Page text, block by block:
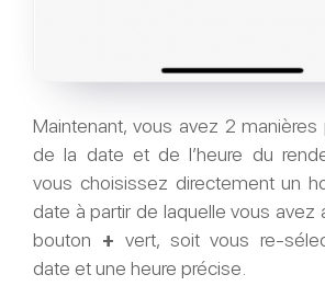
Maintenant, vous avez 2
de la date et de l’heure du
vous choisissez directement un
date à partir de laquelle vous avez
bouton + vert, soit vous re-
date et une heure précise.